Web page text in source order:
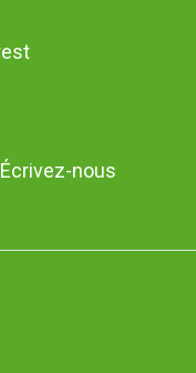
Écrivez-nous